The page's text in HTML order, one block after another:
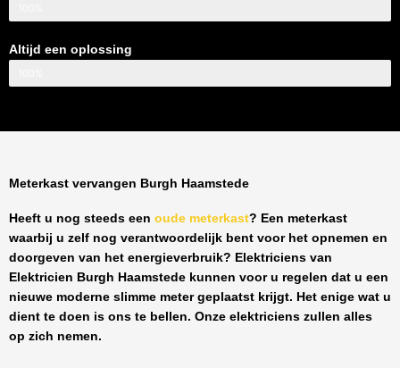
Altijd een oplossing
Meterkast vervangen Burgh Haamstede
Heeft u nog steeds een oude meterkast? Een meterkast
waarbij u zelf nog verantwoordelijk bent voor het opnemen en
doorgeven van het energieverbruik? Elektriciens van
Elektricien Burgh Haamstede kunnen voor u regelen dat u een
nieuwe moderne slimme meter geplaatst krijgt. Het enige wat u
dient te doen is ons te bellen. Onze elektriciens zullen alles
op zich nemen.